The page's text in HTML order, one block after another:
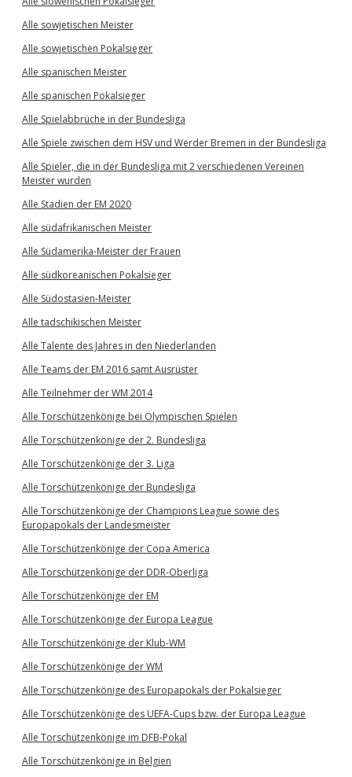
Alle sowjetischen Meister
Alle sowjetischen Pokalsieger
Alle spanischen Meister
Alle spanischen Pokalsieger
Alle Spielabbrüche in der Bundesliga
Alle Spiele zwischen dem HSV und Werder Bremen in der Bundesliga
Alle Spieler, die in der Bundesliga mit 2 verschiedenen Vereinen
Meister wurden
Alle Stadien der EM 2020
Alle südafrikanischen Meister
Alle Südamerika-Meister der Frauen
Alle südkoreanischen Pokalsieger
Alle Südostasien-Meister
Alle tadschikischen Meister
Alle Talente des Jahres in den Niederlanden
Alle Teams der EM 2016 samt Ausrüster
Alle Teilnehmer der WM 2014
Alle Torschützenkönige bei Olympischen Spielen
Alle Torschützenkönige der 2. Bundesliga
Alle Torschützenkönige der 3. Liga
Alle Torschützenkönige der Bundesliga
Alle Torschützenkönige der Champions League sowie des
Europapokals der Landesmeister
Alle Torschützenkönige der Copa America
Alle Torschützenkönige der DDR-Oberliga
Alle Torschützenkönige der EM
Alle Torschützenkönige der Europa League
Alle Torschützenkönige der Klub-WM
Alle Torschützenkönige der WM
Alle Torschützenkönige des Europapokals der Pokalsieger
Alle Torschützenkönige des UEFA-Cups bzw. der Europa League
Alle Torschützenkönige im DFB-Pokal
Alle Torschützenkönige in Belgien